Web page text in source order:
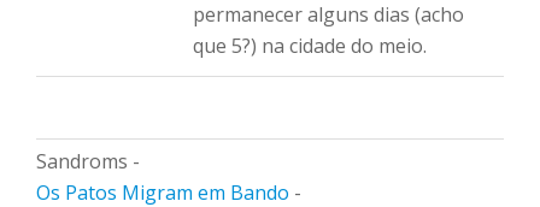
permanecer alguns dias (acho
que 5?) na cidade do meio.
Sandroms -
Os Patos Migram em Bando -